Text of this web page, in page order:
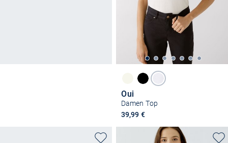
Oui
Damen Top
39,99 €